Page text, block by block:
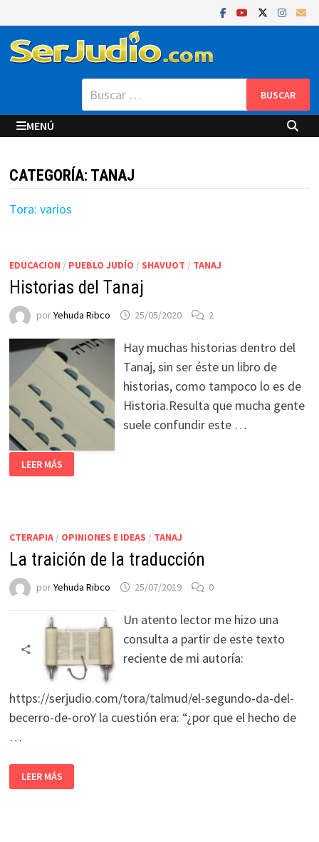
al
contenido
Buscar:
MENÚ
CATEGORÍA: TANAJ
Tora: varios
EDUCACION / PUEBLO JUDÍO / SHAVUOT / TANAJ
Historias del Tanaj
porYehuda Ribco 25/05/2020 2
Hay muchas historias dentro del
Tanaj, sin ser éste un libro de
historias, como tampoco lo es de
Historia.Resulta que mucha gente
suele confundir este …
LEER MÁS
CTERAPIA/ OPINIONES E IDEAS / TANAJ
La traición de la traducción
porYehuda Ribco 25/07/2019 0
Un atento lector me hizo una
consulta a partir de este texto
reciente de mi autoría:
https://serjudio.com/tora/talmud/el-segundo-da-del-
becerro-de-oroY la cuestión era: “¿por que el hecho de
…
LEER MÁS